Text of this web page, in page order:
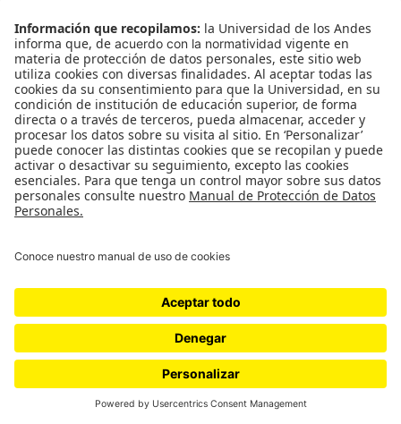
estudios sobre los periodos de construcción de la
identidad de género en los administradores
coloniales británicos en la India y sobre los
hindúes educados en Gran Bretaña que se
revelaron como dirigentes nacionalistas y
antiimperialistas.
La primera parte de mi definición de género
consta, pues, de esos cuatro elementos y ninguno
de ellos opera sin los demás. Sin embargo, ni
simplemente el reflejo de los otros. De hecho, una
conocer cuáles son las relaciones entre los cuatro
aspectos. El esquema que he propuesto del proceso
de construcción de las relaciones de género podría
usarse para discutir sobre clases, razas, etnicidad, o
por la misma razón, cualquier proceso social. Mi
intención era clarificar y especificar hasta qué